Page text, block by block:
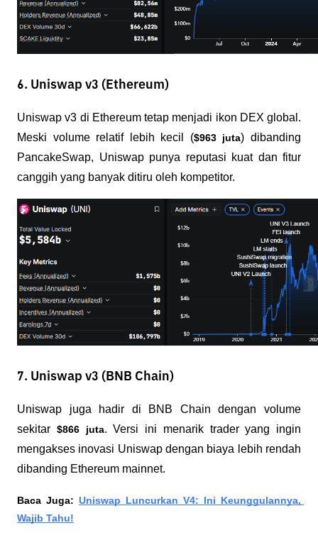
6. Uniswap v3 (Ethereum)
Uniswap v3 di Ethereum tetap menjadi ikon DEX global.
Meski volume relatif lebih kecil ($963 juta) dibanding
PancakeSwap, Uniswap punya reputasi kuat dan fitur
canggih yang banyak ditiru oleh kompetitor.
7. Uniswap v3 (BNB Chain)
Uniswap juga hadir di BNB Chain dengan volume
sekitar $866 juta. Versi ini menarik trader yang ingin
mengakses inovasi Uniswap dengan biaya lebih rendah
dibanding Ethereum mainnet.
Baca Juga: Uniswap Luncurkan V4: Ini Keunggulannya,
Wajib Tahu!